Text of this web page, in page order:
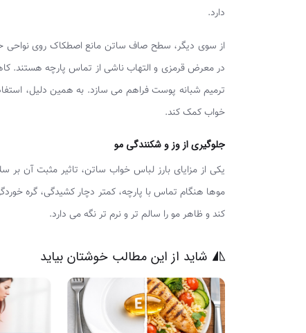
دارد.
از سوی دیگر، سطح صاف ساتن مانع اصطکاک روی نواحی
در معرض قرمزی و التهاب ناشی از تماس پارچه
ترمیم شبانه پوست فراهم می‌ سازد. به همین دلیل،
خواب کمک کند.
جلوگیری از وز و شکنندگی مو
یکی از مزایای بارز لباس خواب ساتن، تاثیر مثبت
موها هنگام تماس با پارچه، کمتر دچار کشیدگی، گره‌
کند و ظاهر مو را سالم‌ تر و نرم‌ تر نگه می‌ دارد.
شاید از این مطالب خوشتان بیاید